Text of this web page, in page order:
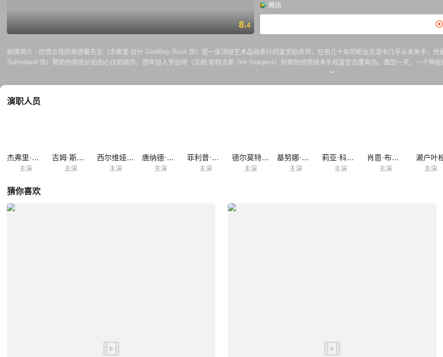
8.4
腾讯
剧情简介 : 性情古怪的奥德曼先生（杰弗里·拉什 Geoffrey Rush 饰）是一家顶级艺术品拍卖行的鉴赏拍卖师，在他几十年的职业生涯中几乎从未失手，
Sutherland 饰）帮助他用低价拍到心仪的画作，而年轻人罗伯特（吉姆·斯特吉斯 Jim Sturgess）则帮助他用技术手段鉴定古董真伪。直到一天，一个神
走进了他的生活，克莱尔声称患有广场恐惧症因此从不露面，但是这种特殊的交流方式却让奥德曼渐渐着迷，他甚至求助于罗伯特追求女人的方法。终
演职人员
杰弗里·拉什
主演
吉姆·斯特吉斯
主演
西尔维娅·侯克斯
主演
唐纳德·萨瑟兰
主演
菲利普·杰克森
主演
德尔莫特·克劳利
主演
基努娜·斯塔梅尔
主演
莉亚·科贝德
主演
肖恩·布坎纳
主演
濑户叶
主演
猜你喜欢